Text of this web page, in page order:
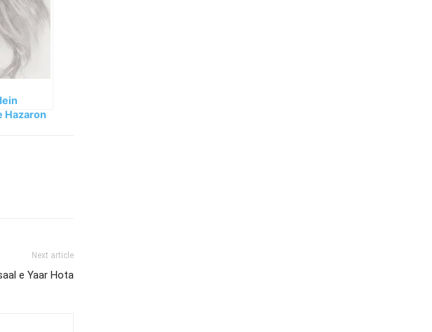
Hazaron
Next article
e Yaar Hota